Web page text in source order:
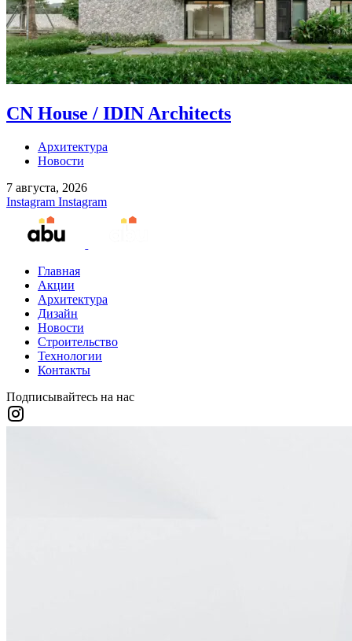
CN House / IDIN Architects
Архитектура
Новости
7 августа, 2026
Instagram Instagram
Главная
Акции
Архитектура
Дизайн
Новости
Строительство
Технологии
Контакты
Подписывайтесь на нас